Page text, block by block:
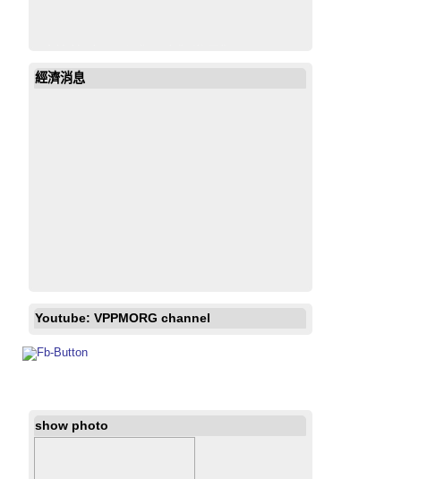
經濟消息
Youtube: VPPMORG channel
show photo